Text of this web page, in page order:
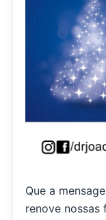
Que a
renove nossas